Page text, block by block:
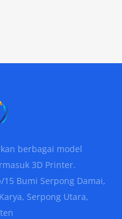
berbagai model
3D Printer.
15 Bumi Serpong Damai,
Serpong Utara,